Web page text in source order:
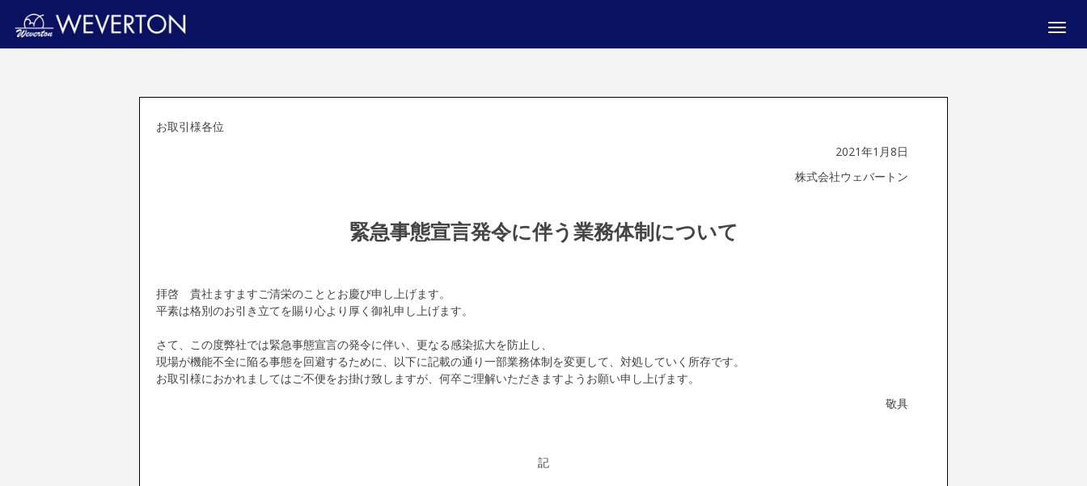
Toggle
お取引様各位
2021年1月8日
株式会社ウェバートン
緊急事態宣言発令に伴う業務体制について
拝啓 貴社ますますご清栄のこととお慶び申し上げます。
平素は格別のお引き立てを賜り心より厚く御礼申し上げます。
さて、この度弊社では緊急事態宣言の発令に伴い、更なる感染拡大を防止し、
現場が機能不全に陥る事態を回避するために、以下に記載の通り一部業務体制を変更して、対処していく所存です。
お取引様におかれましてはご不便をお掛け致しますが、何卒ご理解いただきますようお願い申し上げます。
敬具
記